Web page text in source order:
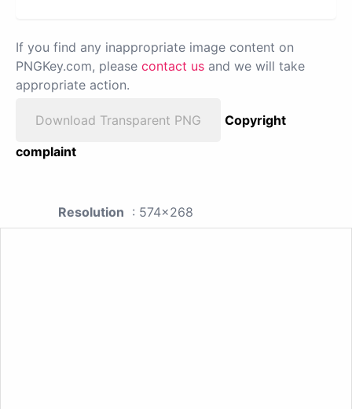
If you find any inappropriate image content on
PNGKey.com, please contact us and we will take
appropriate action.
Download Transparent PNG
Copyright
complaint
Resolution : 574x268